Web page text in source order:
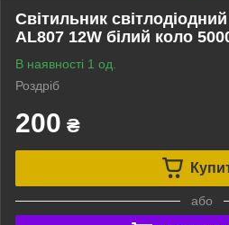
Cвiтильник
AL807 12W білий коло
В наявності 1 од.
Роздріб
200 ₴
або